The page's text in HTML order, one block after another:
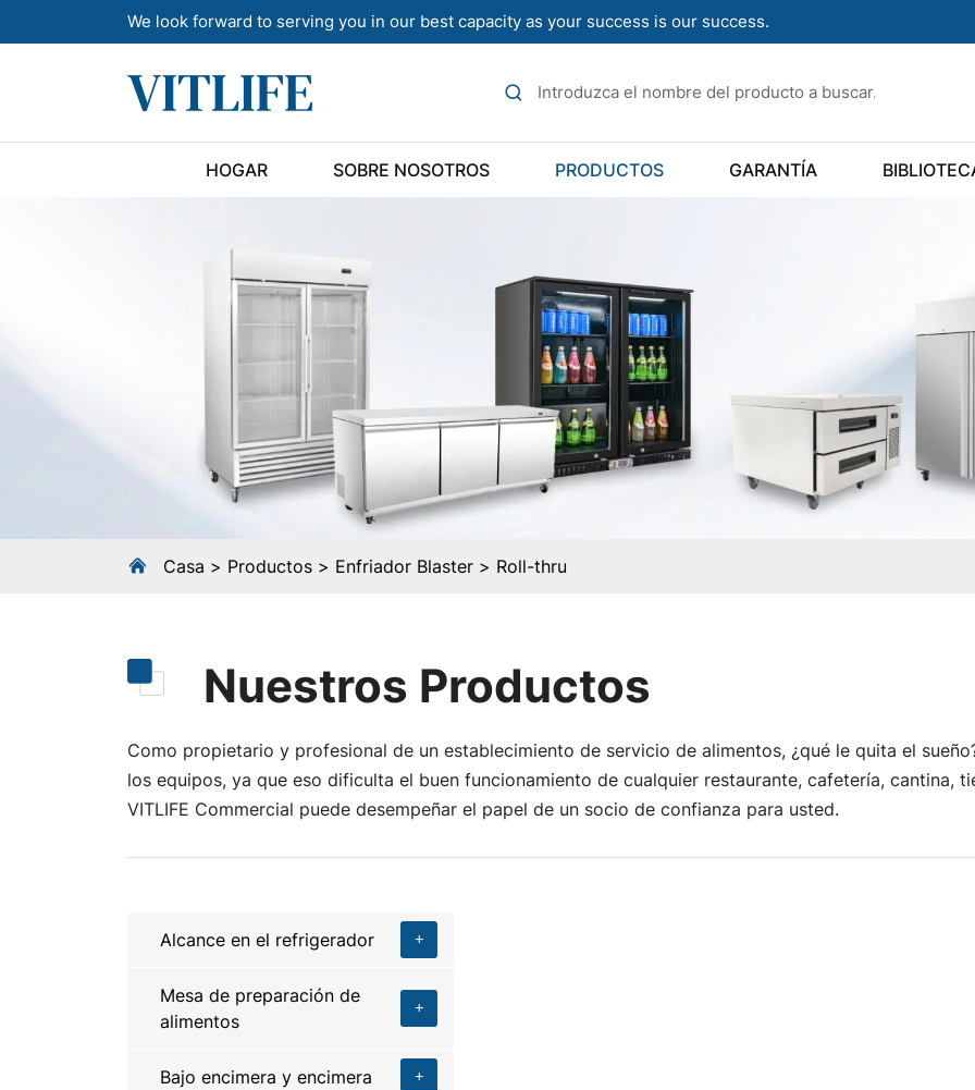
We look forward to serving you in our best capacity as your success is our success.
HOGAR SOBRE NOSOTROS PRODUCTOS GARANTÍA
Casa Productos Enfriador Blaster Roll-thru
Nuestros Productos
Como propietario y profesional de un establecimiento de servicio de alimentos, ¿qué le quita el
los equipos, ya que eso dificulta el buen funcionamiento de cualquier restaurante, cafetería, cantina,
VITLIFE Commercial puede desempeñar el papel de un socio de confianza para usted.
Alcance en el refrigerador
Mesa de preparación de
alimentos
Bajo encimera y encimera